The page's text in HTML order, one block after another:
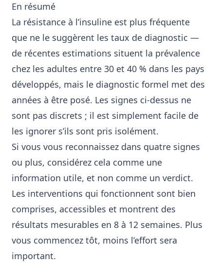
En résumé
La résistance à l’insuline est plus fréquente
que ne le suggèrent les taux de diagnostic —
de récentes estimations situent la prévalence
chez les adultes entre 30 et 40 % dans les pays
développés, mais le diagnostic formel met des
années à être posé. Les signes ci-dessus ne
sont pas discrets ; il est simplement facile de
les ignorer s’ils sont pris isolément.
Si vous vous reconnaissez dans quatre signes
ou plus, considérez cela comme une
information utile, et non comme un verdict.
Les interventions qui fonctionnent sont bien
comprises, accessibles et montrent des
résultats mesurables en 8 à 12 semaines. Plus
vous commencez tôt, moins l’effort sera
important.